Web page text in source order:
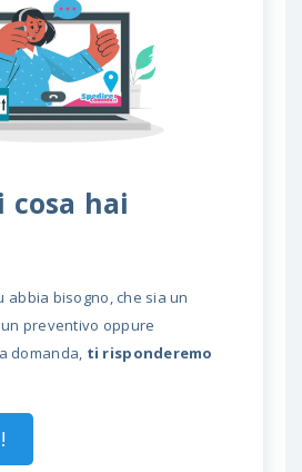
cosa hai
abbia bisogno, che sia un
preventivo oppure
domanda, ti risponderemo